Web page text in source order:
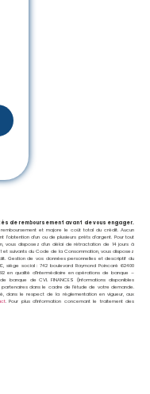
de remboursement avant de vous engager.
et majore le coût total du crédit. Aucun
d’un ou de plusieurs prêts d’argent. Pour tout
vous disposez d’un délai de rétractation de 14 jours à
et suivants du Code de la Consommation, vous disposez
Gestion de vos données personnelles et descriptif du
siège social : 742 boulevard Raymond Poincaré 62400
en qualité d’Intermédiaire en opérations de banque –
banque de CVL FINANCES (Informations disponibles
dans le cadre de l’étude de votre demande.
dans le respect de la réglementation en vigueur, aux
. Pour plus d’information concernant le traitement des